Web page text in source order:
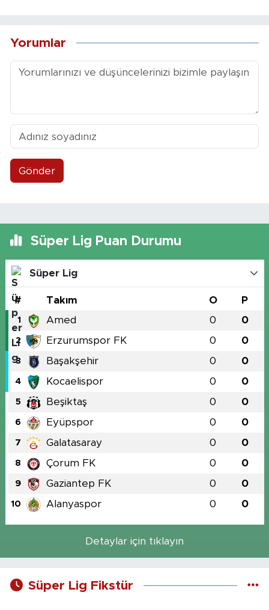
Yorumlar
Gönder
Süper Lig Puan Durumu
Süper Lig
# Takım O P
1 Amed 0 0
2 Erzurumspor FK 0 0
3 Başakşehir 0 0
4 Kocaelispor 0 0
5 Beşiktaş 0 0
6 Eyüpspor 0 0
7 Galatasaray 0 0
8 Çorum FK 0 0
9 Gaziantep FK 0 0
10 Alanyaspor 0 0
Detaylar için tıklayın
Süper Lig Fikstür